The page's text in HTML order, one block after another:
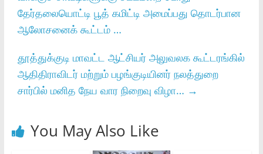
தேர்தலையொட்டி பூத் கமிட்டி அமைப்பது தொடர்பான
ஆலோசனைக் கூட்டம் …
தூத்துக்குடி மாவட்ட ஆட்சியர்‌ அலுவலக கூட்டரங்கில்‌
ஆதிதிராவிடர்‌ மற்றும்‌ பழங்குடியினர்‌ நலத்துறை
சார்பில்‌ மனித நேய வார நிறைவு விழா… →
You May Also Like